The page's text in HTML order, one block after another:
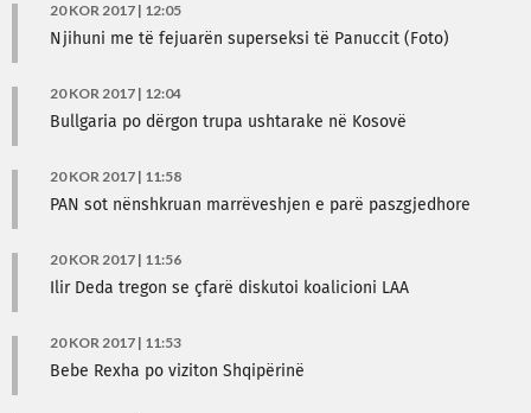
20 KOR 2017 | 12:05
Njihuni me të fejuarën superseksi të Panuccit (Foto)
20 KOR 2017 | 12:04
Bullgaria po dërgon trupa ushtarake në Kosovë
20 KOR 2017 | 11:58
PAN sot nënshkruan marrëveshjen e parë paszgjedhore
20 KOR 2017 | 11:56
Ilir Deda tregon se çfarë diskutoi koalicioni LAA
20 KOR 2017 | 11:53
Bebe Rexha po viziton Shqipërinë